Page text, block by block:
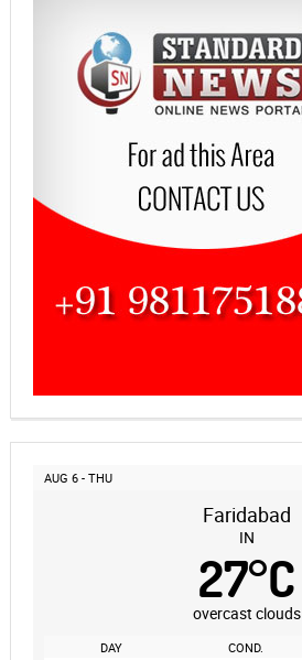
AUG 6 - THU
Faridabad
IN
27°C
overcast clouds
DAY COND.